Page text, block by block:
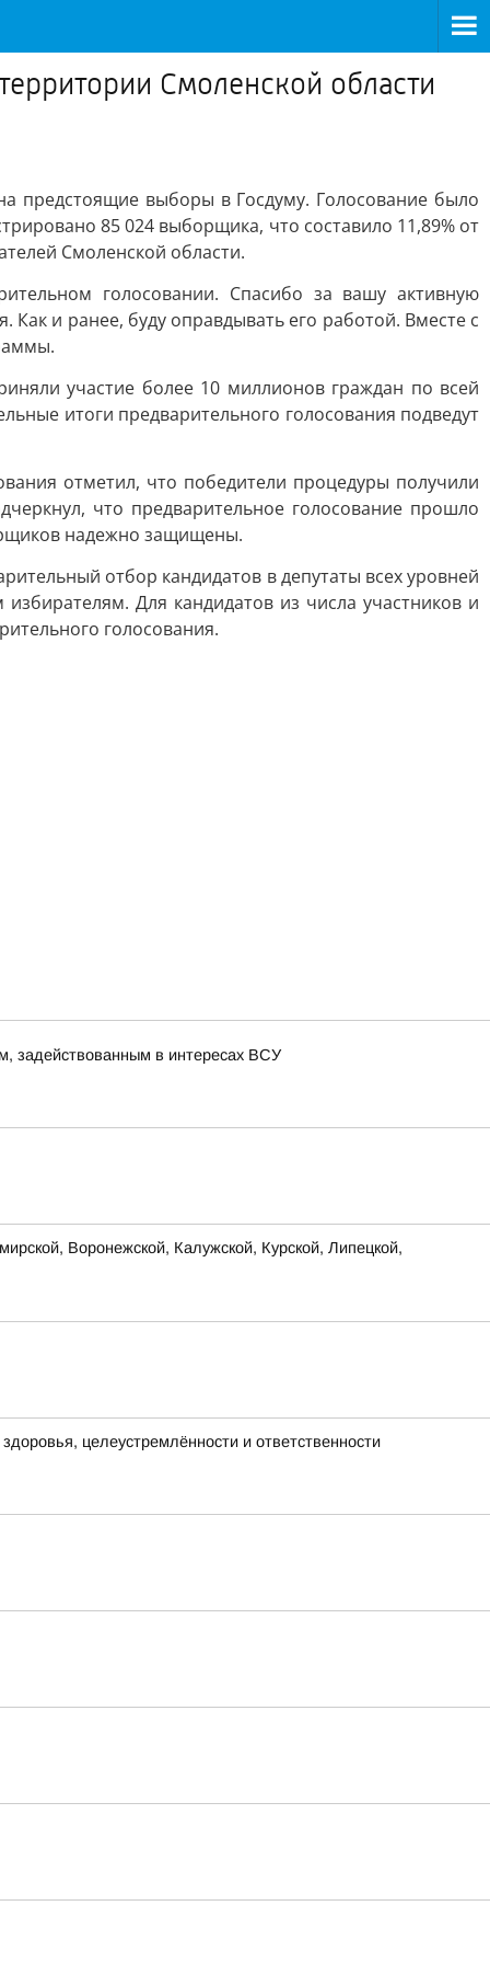
Смоленской области
предстоящие выборы в Госдуму. Голосование было
85 024 выборщика, что составило 11,89% от
Смоленской области.
голосовании. Спасибо за вашу активную
и ранее, буду оправдывать его работой. Вместе с
участие более 10 миллионов граждан по всей
итоги предварительного голосования подведут
отметил, что победители процедуры получили
что предварительное голосование прошло
надежно защищены.
отбор кандидатов в депутаты всех уровней
Для кандидатов из числа участников и
голосования.
задействованным в интересах ВСУ
Воронежской, Калужской, Курской, Липецкой,
целеустремлённости и ответственности